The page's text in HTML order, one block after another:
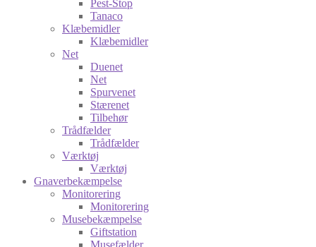
Pest-Stop
Tanaco
Klæbemidler
Klæbemidler
Net
Duenet
Net
Spurvenet
Stærenet
Tilbehør
Trådfælder
Trådfælder
Værktøj
Værktøj
Gnaverbekæmpelse
Monitorering
Monitorering
Musebekæmpelse
Giftstation
Musefælder